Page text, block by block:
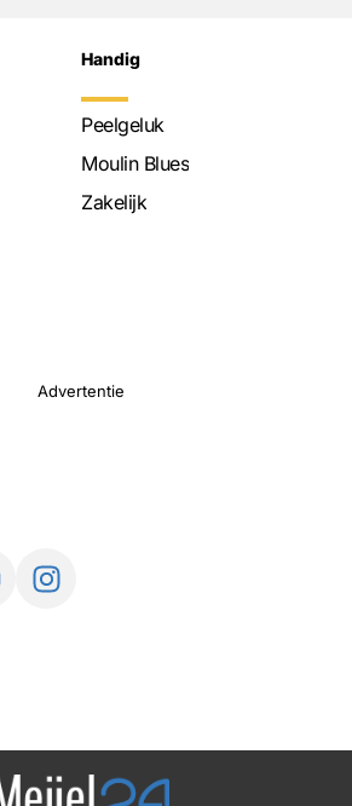
Handig
Peelgeluk
Moulin Blues
Zakelijk
Advertentie